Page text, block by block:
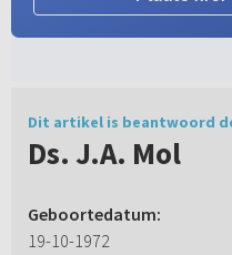
Dit artikel is beantwoord
Ds. J.A. Mol
Geboortedatum:
19-10-1972